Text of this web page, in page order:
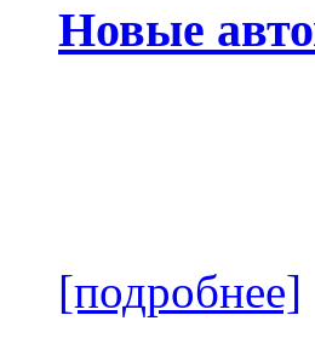
Новые
[подробнее]